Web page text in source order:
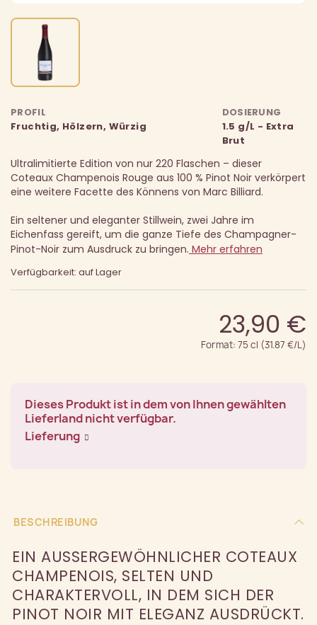
PROFIL
Fruchtig, Hölzern, Würzig
DOSIERUNG
1.5 g/L - Extra
Brut
Ultralimitierte Edition von nur 220 Flaschen – dieser
Coteaux Champenois Rouge aus 100 % Pinot Noir verkörpert
eine weitere Facette des Könnens von Marc Billiard.
Ein seltener und eleganter Stillwein, zwei Jahre im
Eichenfass gereift, um die ganze Tiefe des Champagner-
Pinot-Noir zum Ausdruck zu bringen. Mehr erfahren
Verfügbarkeit: auf Lager
23,90 €
Format: 75 cl (31.87 €/L)
Dieses Produkt ist in dem von Ihnen gewählten
Lieferland nicht verfügbar.
Lieferung
BESCHREIBUNG
EIN AUSSERGEWÖHNLICHER COTEAUX C
HAMPENOIS, SELTEN UND C
HARAKTERVOLL, IN DEM SICH DER P
INOT NOIR MIT ELEGANZ AUSDRÜCKT.